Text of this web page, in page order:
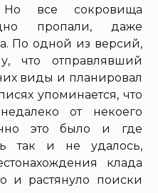
все сокровища
пропали, даже
По одной из версий,
что отправлявший
виды и планировал
упоминается, что
от некоего
это было и где
так и не удалось,
клада
и растянуло поиски